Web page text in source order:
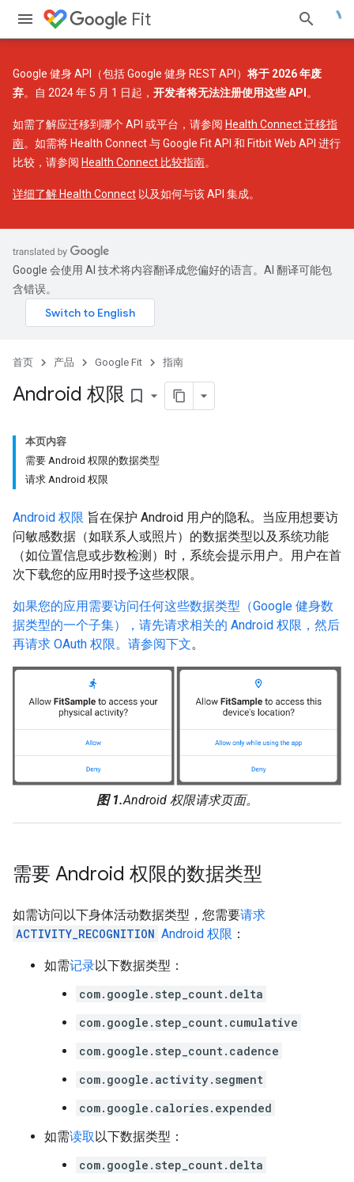
Fit
Google 健身 API（包括 Google 健身 REST API） 将于 2026 年废
弃。自 2024 年 5 月 1 日起， 开发者将无法注册使用这些 API 。
如需了解应迁移到哪个 API 或平台，请参阅 Health Connect 迁移指
南。如需将 Health Connect 与 Google Fit API 和 Fitbit Web API 进行
比较，请参阅 Health Connect 比较指南。
详细了解 Health Connect 以及如何与该 API 集成。
Google 会使用 AI 技术将内容翻译成您偏好的语言。AI 翻译可能包
含错误。
首页 产品 Google Fit 指南
Android 权限 bookmark_border
本页内容
需要 Android 权限的数据类型
请求 Android 权限
Android 权限 旨在保护 Android 用户的隐私。当应用想要访
问敏感数据（如联系人或照片）的数据类型以及系统功能
（如位置信息或步数检测）时，系统会提示用户。用户在首
次下载您的应用时授予这些权限。
如果您的应用需要访问任何这些数据类型（Google 健身数
据类型的一个子集），请先请求相关的 Android 权限，然后
再请求 OAuth 权限。 请参阅下文。
图 1.Android 权限请求页面。
需要 Android 权限的数据类型
如需访问以下身体活动数据类型，您需要请求
ACTIVITY_RECOGNITION Android 权限 ：
如需记录以下数据类型：
com.google.step_count.delta
com.google.step_count.cumulative
com.google.step_count.cadence
com.google.activity.segment
com.google.calories.expended
如需读取以下数据类型：
com.google.step_count.delta